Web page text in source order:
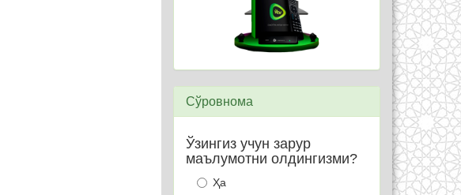
Сўровнома
Ўзингиз учун зарур
маълумотни олдингизми?
Ҳа